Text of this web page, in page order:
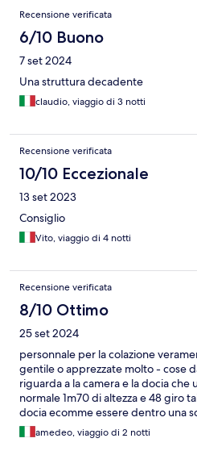
Recensione verificata
6/10 Buono
7 set 2024
Una struttura decadente
claudio, viaggio di 3 notti
Recensione verificata
10/10 Eccezionale
13 set 2023
Consiglio
Vito, viaggio di 4 notti
Recensione verificata
8/10 Ottimo
25 set 2024
personnale per la colazione
gentile o apprezzate molto - cose
riguarda a la camera e la docia
normale 1m70 di altezza e 48 giro
docia ecomme essere dentro una
rumoroso
amedeo, viaggio di 2 notti